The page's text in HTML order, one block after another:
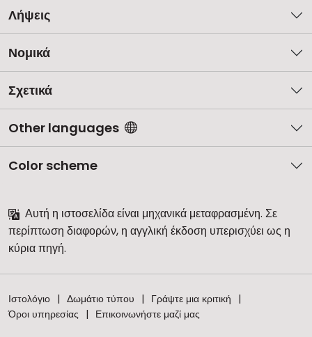
Λήψεις
Νομικά
Σχετικά
Other languages
Color scheme
Αυτή η ιστοσελίδα είναι μηχανικά μεταφρασμένη. Σε
περίπτωση διαφορών, η αγγλική έκδοση υπερισχύει ως η
κύρια πηγή.
Ιστολόγιο Δωμάτιο τύπου
Γράψτε μια κριτική
Όροι υπηρεσίας
Επικοινωνήστε μαζί μας